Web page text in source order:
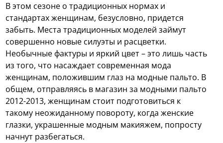
В этом сезоне о традиционных нормах и
стандартах женщинам, безусловно, придется
забыть. Места традиционных моделей займут
совершенно новые силуэты и расцветки.
Необычные фактуры и яркий цвет – это лишь часть
из того, что насаждает современная мода
женщинам, положившим глаз на модные пальто. В
общем, отправляясь в магазин за модными пальто
2012-2013, женщинам стоит подготовиться к
такому неожиданному повороту, когда женские
глазки, украшенные модным макияжем, попросту
начнут разбегаться.